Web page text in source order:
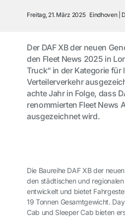
Freitag, 21. März 2025 Eindhoven
Der DAF XB der neuen
den Fleet News 2025 in
Truck“ in der Kategorie für
Verteilerverkehr
achte Jahr in Folge, dass
renommierten Fleet News
ausgezeichnet wird.
Die Baureihe DAF XB der
den städtischen und
entwickelt und bietet
19 Tonnen Gesamtgewicht.
Cab und Sleeper Cab bieten